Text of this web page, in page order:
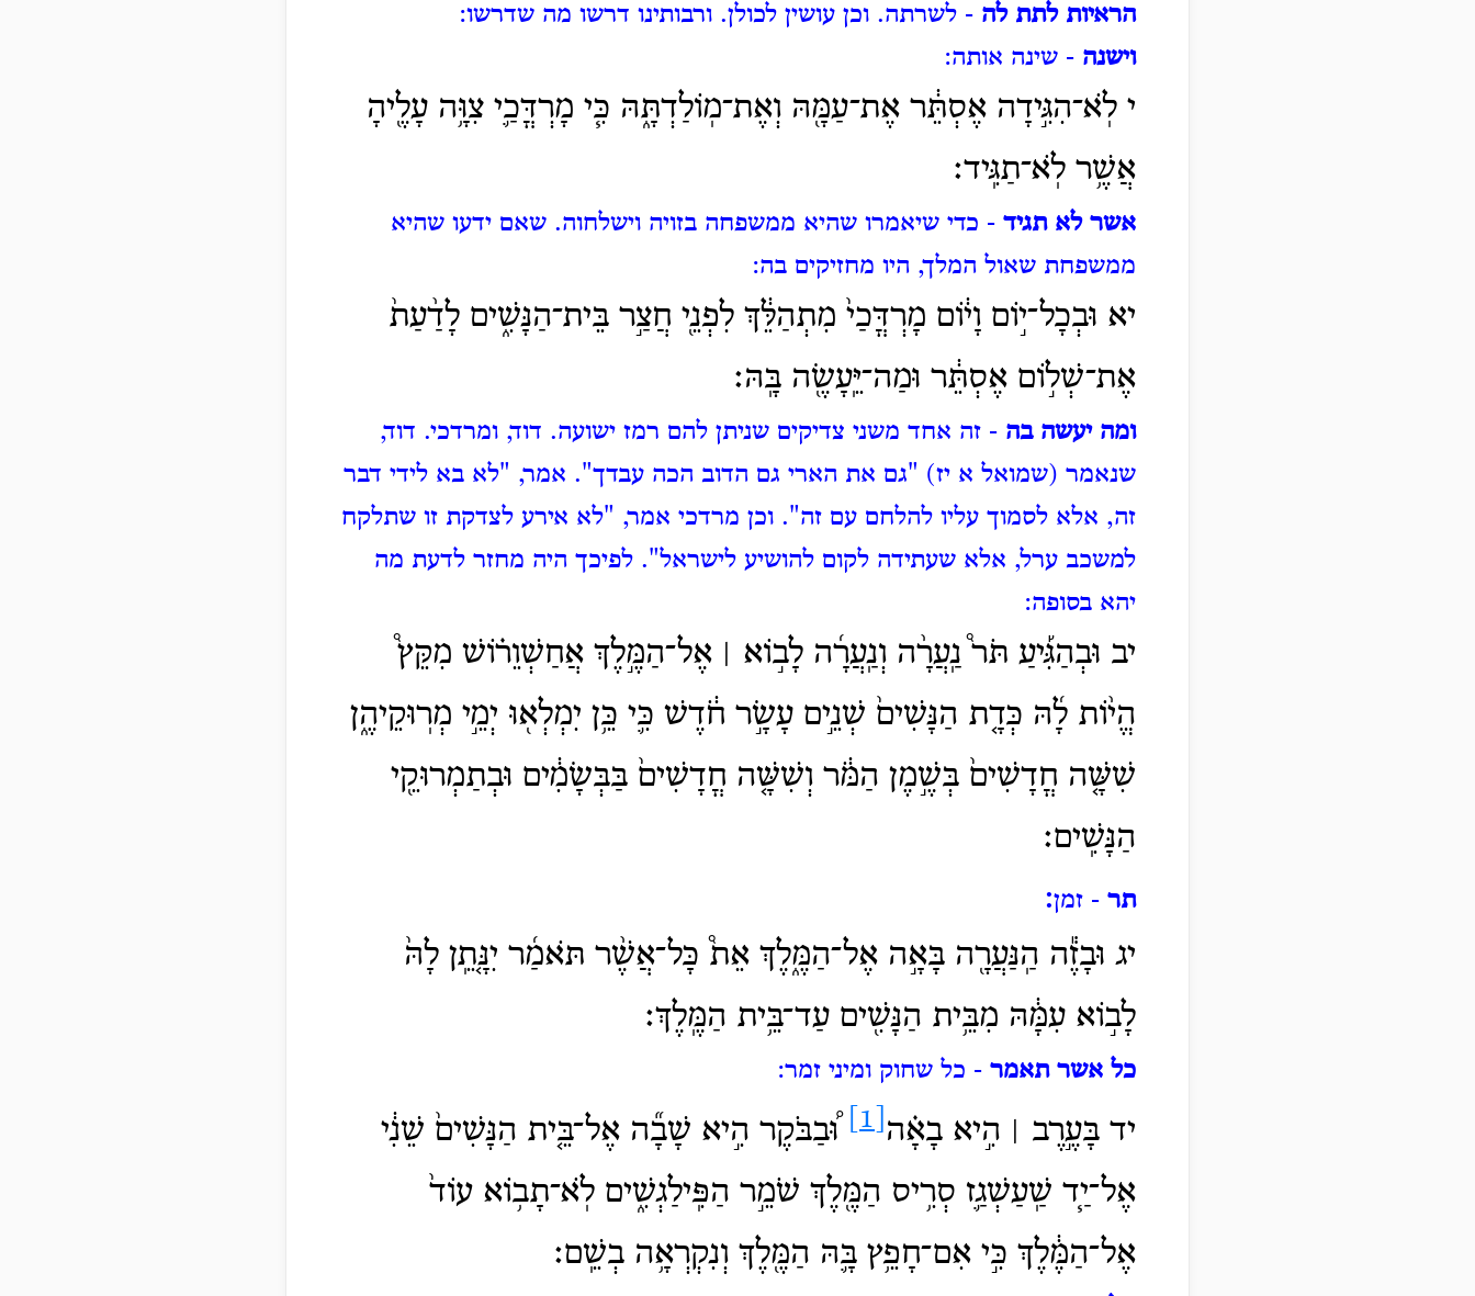
הראיות לתת לה - לשרתה. וכן עושין לכולן. ורבותינו דרשו מה שדרשו:
וישנה - שינה אותה:
י לֹֽא־הִגִּ֣ידָה אֶסְתֵּ֔ר אֶת־עַמָּ֖הּ וְאֶת־מֽוֹלַדְתָּ֑הּ כִּ֧י מָרְדֳּכַ֛י צִוָּ֥ה עָלֶ֖יהָ
אֲשֶׁ֥ר לֹֽא־תַגִּֽיד׃
אשר לא תגיד - כדי שיאמרו שהיא ממשפחה בזויה וישלחוה. שאם ידעו שהיא
ממשפחת שאול המלך, היו מחזיקים בה:
יא וּבְכָל־י֣וֹם וָי֔וֹם מָרְדֳּכַי֙ מִתְהַלֵּ֔ךְ לִפְנֵ֖י חֲצַ֣ר בֵּית־הַנָּשִׁ֑ים לָדַ֨עַת֙
אֶת־שְׁל֣וֹם אֶסְתֵּ֔ר וּמַה־יֵּֽעָשֶׂ֖ה בָּֽהּ׃
ומה יעשה בה - זה אחד משני צדיקים שניתן להם רמז ישועה. דוד, ומרדכי. דוד,
שנאמר (שמואל א יז) "גם את הארי גם הדוב הכה עבדך". אמר, "לא בא לידי דבר
זה, אלא לסמוך עליו להלחם עם זה". וכן מרדכי אמר, "לא אירע לצדקת זו שתלקח
למשכב ערל, אלא שעתידה לקום להושיע לישראל". לפיכך היה מחזר לדעת מה
יהא בסופה:
יב וּבְהַגִּ֡יעַ תֹּר֩ נַֽעֲרָ֨ה וְנַֽעֲרָ֜ה לָב֣וֹא ׀ אֶל־הַמֶּ֣לֶךְ אֲחַשְׁוֵר֗וֹשׁ מִקֵּץ֩
הֱי֨וֹת לָ֜הּ כְּדָ֤ת הַנָּשִׁים֙ שְׁנֵ֣ים עָשָׂ֣ר חֹ֔דֶשׁ כִּ֛י כֵּ֥ן יִמְלְא֖וּ יְמֵ֣י מְרֽוּקֵיהֶ֑ן
שִׁשָּׁ֤ה חֳדָשִׁים֙ בְּשֶׁ֣מֶן הַמֹּ֔ר וְשִׁשָּׁ֤ה חֳדָשִׁים֙ בַּבְּשָׂמִ֔ים וּבְתַמְרוּקֵ֖י
הַנָּשִֽׁים׃
תר - זמן:
יג וּבָזֶ֕ה הַֽנַּעֲרָ֖ה בָּאָ֣ה אֶל־הַמֶּ֑לֶךְ אֵת֩ כָּל־אֲשֶׁ֨ר תֹּאמַ֜ר יִנָּ֤תֵֽן לָהּ֙
לָב֣וֹא עִמָּ֔הּ מִבֵּ֥ית הַנָּשִׁ֖ים עַד־בֵּ֥ית הַמֶּֽלֶךְ׃
כל אשר תאמר - כל שחוק ומיני זמר:
יד בָּעֶ֣רֶב ׀ הִ֣יא בָאָ֗ה
וּ֠בַבֹּקֶר הִ֣יא שָׁבָ֞ה אֶל־בֵּ֤ית הַנָּשִׁים֙ שֵׁנִ֔י
אֶל־יַ֧ד שַֽׁעַשְׁגַ֛ז סְרִ֥יס הַמֶּ֖לֶךְ שֹׁמֵ֣ר הַפִּֽילַגְשִׁ֑ים לֹֽא־תָב֥וֹא עוֹד֙
אֶל־הַמֶּ֔לֶךְ כִּ֣י אִם־חָפֵ֥ץ בָּ֛הּ הַמֶּ֖לֶךְ וְנִקְרְאָ֥ה בְשֵֽׁם׃